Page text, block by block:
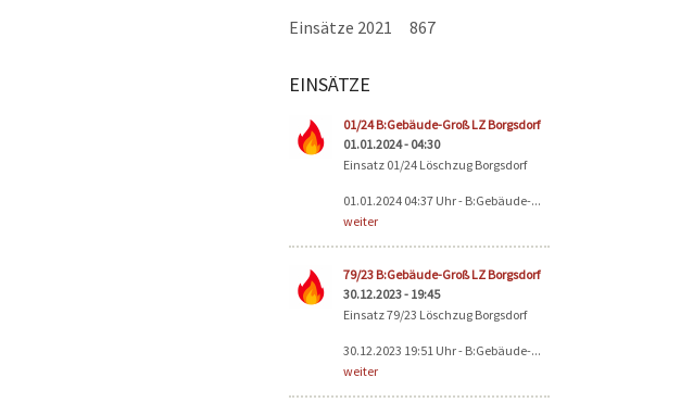
Einsätze 2021 867
EINSÄTZE
01/24 B:Gebäude-Groß LZ Borgsdorf
01.01.2024 - 04:30
Einsatz 01/24 Löschzug Borgsdorf
01.01.2024 04:37 Uhr - B:Gebäude-...
weiter
79/23 B:Gebäude-Groß LZ Borgsdorf
30.12.2023 - 19:45
Einsatz 79/23 Löschzug Borgsdorf
30.12.2023 19:51 Uhr - B:Gebäude-...
weiter
Seiten